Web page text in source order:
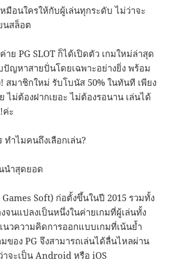
มือนใครให้กับผู้เล่นทุกระดับ ไม่ว่าจะ
นสล็อต
ย PG SLOT ก็ได้เปิดตัว เกมใหม่ล่าสุด
ญหาสายปั่นโดยเฉพาะอย่างยิ่ง พร้อม
สมาชิกใหม่ รับโบนัส 50% ในทันที เพียง
ไม่ต้องฝากเยอะ ไม่ต้องรอนาน เล่นได้
ค่ะ
ทำไมคนถึงเลือกเล่น?
นำสุดยอด
Games Soft) ก่อตั้งขึ้นในปี 2015 รวมทั้ง
จนแปลงเป็นหนึ่งในค่ายเกมที่ผู้เล่นทั้ง
นวความคิดการออกแบบเกมที่เน้นย้ำ
ของ PG จึงสามารถเล่นได้ลื่นไหลผ่าน
จะเป็น Android หรือ iOS